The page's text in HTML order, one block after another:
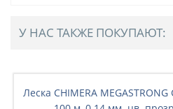
У НАС ТАКЖЕ ПОКУПАЮТ:
Леска CHIMERA